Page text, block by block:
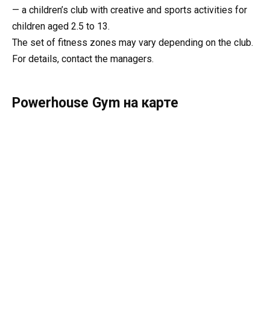
— a children’s club with creative and sports activities for
children aged 2.5 to 13.
The set of fitness zones may vary depending on the club.
For details, contact the managers.
Powerhouse Gym на карте